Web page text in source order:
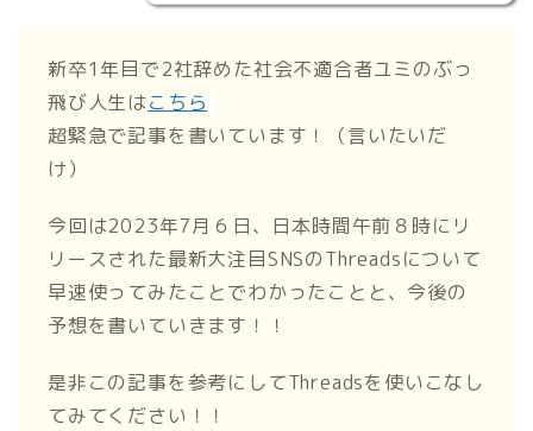
新卒1年目で2社辞めた社会不適合者ユミのぶっ
飛び人生はこちら
超緊急で記事を書いています！（言いたいだ
け）
今回は2023年7月６日、日本時間午前８時にリ
リースされた最新大注目SNSのThreadsについて
早速使ってみたことでわかったことと、今後の
予想を書いていきます！！
是非この記事を参考にしてThreadsを使いこなし
てみてください！！